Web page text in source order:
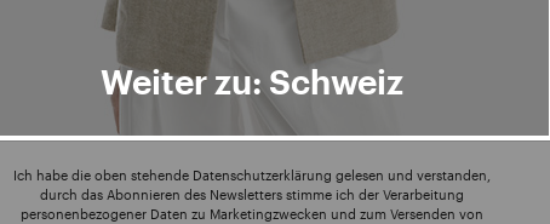
Weiter zu: Schweiz
Ich habe die oben stehende Datenschutzerklärung gelesen und verstanden,
durch das Abonnieren des Newsletters stimme ich der Verarbeitung
personenbezogener Daten zu Marketingzwecken und zum Versenden von